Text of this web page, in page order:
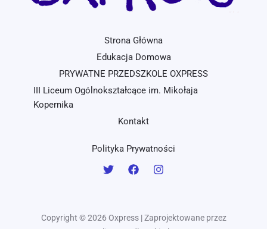
Strona Główna
Edukacja Domowa
PRYWATNE PRZEDSZKOLE OXPRESS
III Liceum Ogólnokształcące im. Mikołaja
Kopernika
Kontakt
Polityka Prywatności
Copyright © 2026 Oxpress | Zaprojektowane przez